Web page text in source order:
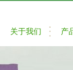
关于我们 产